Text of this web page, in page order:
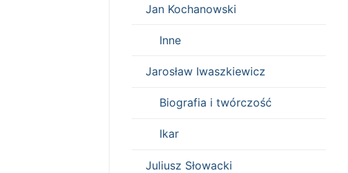
Jan Kochanowski
Inne
Jarosław Iwaszkiewicz
Biografia i twórczość
Ikar
Juliusz Słowacki